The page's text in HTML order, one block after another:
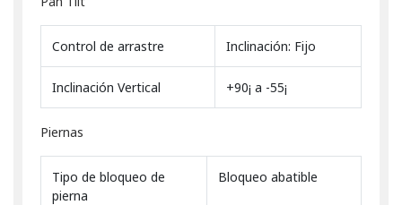
Control de arrastre Inclinación: Fijo
Inclinación Vertical +90¡ a -55¡
Piernas
Tipo de bloqueo de
pierna
Bloqueo abatible